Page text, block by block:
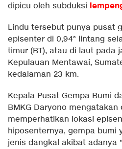
dipicu oleh subduksi
Lindu tersebut punya pusat
episenter di 0,94° lintang
timur (BT), atau di laut pada
Kepulauan Mentawai,
kedalaman 23 km.
Kepala Pusat Gempa Bumi
BMKG Daryono mengatakan
memperhatikan lokasi
hiposenternya, gempa bumi
jenis dangkal akibat adanya